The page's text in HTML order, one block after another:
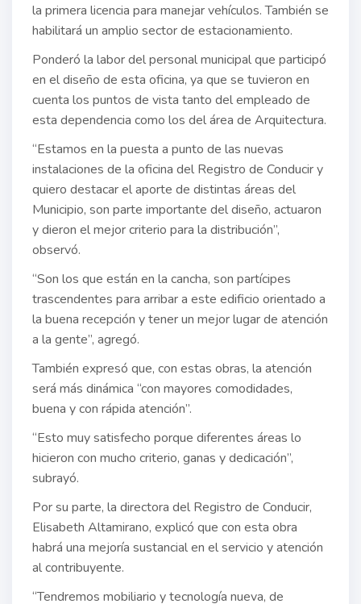
la primera licencia para manejar vehículos. También se
habilitará un amplio sector de estacionamiento.
Ponderó la labor del personal municipal que participó
en el diseño de esta oficina, ya que se tuvieron en
cuenta los puntos de vista tanto del empleado de
esta dependencia como los del área de Arquitectura.
“Estamos en la puesta a punto de las nuevas
instalaciones de la oficina del Registro de Conducir y
quiero destacar el aporte de distintas áreas del
Municipio, son parte importante del diseño, actuaron
y dieron el mejor criterio para la distribución”,
observó.
“Son los que están en la cancha, son partícipes
trascendentes para arribar a este edificio orientado a
la buena recepción y tener un mejor lugar de atención
a la gente”, agregó.
También expresó que, con estas obras, la atención
será más dinámica “con mayores comodidades,
buena y con rápida atención”.
“Esto muy satisfecho porque diferentes áreas lo
hicieron con mucho criterio, ganas y dedicación”,
subrayó.
Por su parte, la directora del Registro de Conducir,
Elisabeth Altamirano, explicó que con esta obra
habrá una mejoría sustancial en el servicio y atención
al contribuyente.
“Tendremos mobiliario y tecnología nueva, de